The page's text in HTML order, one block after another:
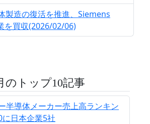
製造の復活を推進、Siemens
を買収(2026/02/06)
のトップ10記事
半導体メーカー売上高ランキン
日本企業5社